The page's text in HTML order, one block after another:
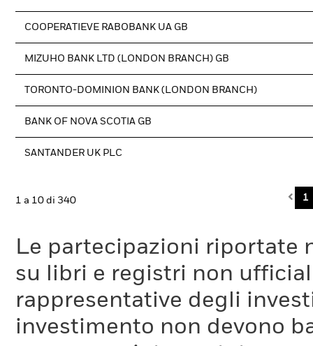
COOPERATIEVE RABOBANK UA GB
MIZUHO BANK LTD (LONDON BRANCH) GB
TORONTO-DOMINION BANK (LONDON BRANCH)
BANK OF NOVA SCOTIA GB
SANTANDER UK PLC
1 a 10 di 340 1
Le partecipazioni riportate
su libri e registri non
rappresentative degli
investimento non devono